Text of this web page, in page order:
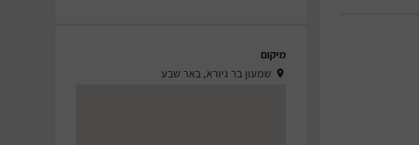
מיקום
שמעון בר גיורא, באר שבע